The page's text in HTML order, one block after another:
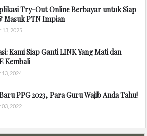
Try-Out Online Berbayar untuk Siap
Masuk PTN Impian
13, 2025
Kami Siap Ganti LINK Yang Mati dan
Kembali
13, 2024
PPG 2023, Para Guru Wajib Anda Tahu!
03, 2022